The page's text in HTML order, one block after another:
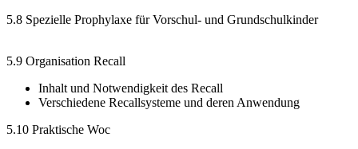
5.8 Spezielle Prophylaxe für Vorschul- und Grundschulkinder
5.9 Organisation Recall
Inhalt und Notwendigkeit des Recall
Verschiedene Recallsysteme und deren Anwendung
5.10 Praktische Woc